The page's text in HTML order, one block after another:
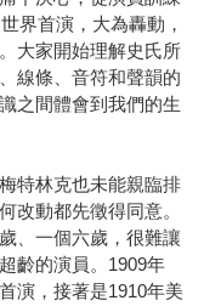
界首演，大為轟動，
大家開始理解史氏所
線條、音符和聲韻的
之間體會到我們的生
特林克也未能親臨排
改動都先徵得同意。
、一個六歲，很難讓
齡的演員。1909年
演，接著是1910年美